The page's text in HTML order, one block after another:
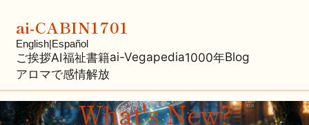
ai-CABIN1701
English|Español
ご挨拶AI福祉書籍ai-Vegapedia1000年Blog
アロマで感情解放
What's New?